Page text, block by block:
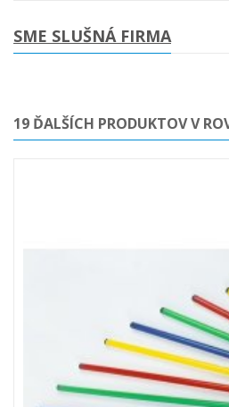
SME SLUŠNÁ FIRMA
19 ĎALŠÍCH PRODUKTOV V